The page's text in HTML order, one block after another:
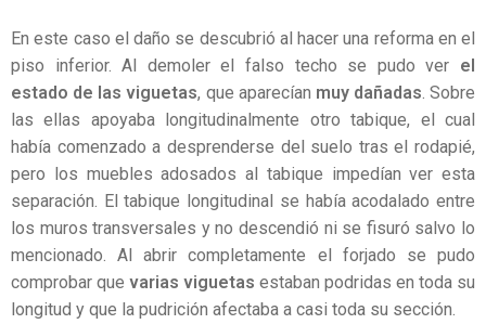
En este caso el daño se descubrió al hacer una reforma en el
piso inferior. Al demoler el falso techo se pudo ver el
estado de las viguetas, que aparecían muy dañadas. Sobre
las ellas apoyaba longitudinalmente otro tabique, el cual
había comenzado a desprenderse del suelo tras el rodapié,
pero los muebles adosados al tabique impedían ver esta
separación. El tabique longitudinal se había acodalado entre
los muros transversales y no descendió ni se fisuró salvo lo
mencionado. Al abrir completamente el forjado se pudo
comprobar que varias viguetas estaban podridas en toda su
longitud y que la pudrición afectaba a casi toda su sección.